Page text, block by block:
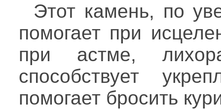
Этот камень, по
помогает при
при астме,
способствует
помогает бросить